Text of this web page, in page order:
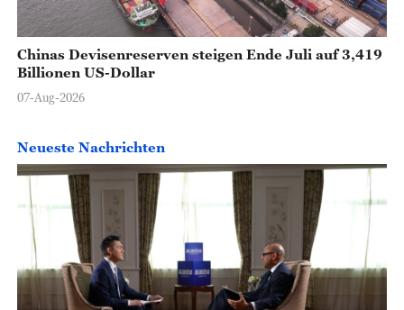
Chinas Devisenreserven steigen Ende Juli auf 3,419
Billionen US-Dollar
07-Aug-2026
Neueste Nachrichten